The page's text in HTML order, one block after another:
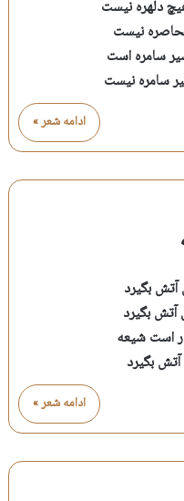
دلهره نیست
نیست
سامره است
سامره نیست
ادامه شعر »
بگیرد
بگیرد
است شیعه
بگیرد
ادامه شعر »